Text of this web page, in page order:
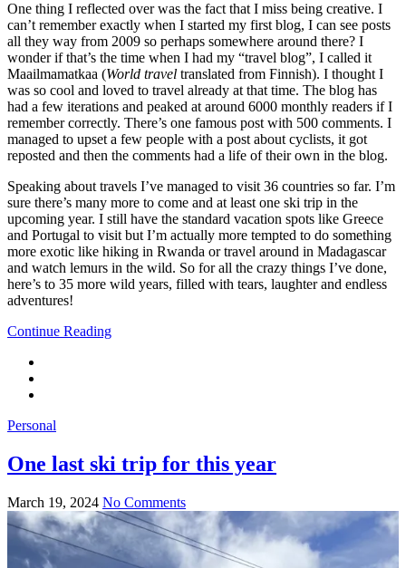
One thing I reflected over was the fact that I miss being creative. I
can’t remember exactly when I started my first blog, I can see posts
all they way from 2009 so perhaps somewhere around there? I
wonder if that’s the time when I had my “travel blog”, I called it
Maailmamatkaa (World travel translated from Finnish). I thought I
was so cool and loved to travel already at that time. The blog has
had a few iterations and peaked at around 6000 monthly readers if I
remember correctly. There’s one famous post with 500 comments. I
managed to upset a few people with a post about cyclists, it got
reposted and then the comments had a life of their own in the blog.
Speaking about travels I’ve managed to visit 36 countries so far. I’m
sure there’s many more to come and at least one ski trip in the
upcoming year. I still have the standard vacation spots like Greece
and Portugal to visit but I’m actually more tempted to do something
more exotic like hiking in Rwanda or travel around in Madagascar
and watch lemurs in the wild. So for all the crazy things I’ve done,
here’s to 35 more wild years, filled with tears, laughter and endless
adventures!
Continue Reading
Personal
One last ski trip for this year
March 19, 2024 No Comments